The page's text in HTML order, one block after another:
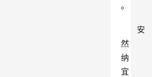
。
安
然
纳
宜